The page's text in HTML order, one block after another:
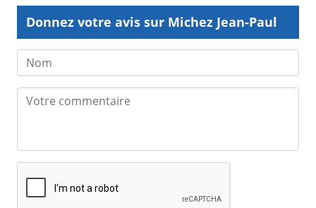
Donnez votre avis sur Michez Jean-Paul